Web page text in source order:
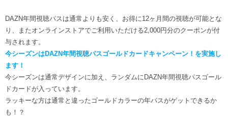
ヒストリー
サステナビリティ
ホームタウン活動
横浜FCスポーツクラブ
ニッパツ横浜FCシーガルズ
クラブメンバー
スタータークラブ
スペシャルコンテンツ
オリジナルビール
育成ビジョン
試合日程・結果
アカデミー選手
アカデミースタッフ
フェニックスクラブ
パートナー
パートナー一覧
あしながドリーム基金
お問い合わせ
お問い合わせ
DAZN年間視聴パスは通常よりも安く、お得に12ヶ月間の視聴が可能とな
り、またオンラインストアでご利用いただける2,000円分のクーポンが付
与されます。
今シーズンはDAZN年間視聴パスゴールドカードキャンペーン！を実施し
ます！
今シーズンは通常デザインに加え、ランダムにDAZN年間視聴パスゴール
ドカードが入っています。
ラッキーな方は通常と違ったゴールドカラーの年パスがゲットできるか
も！？